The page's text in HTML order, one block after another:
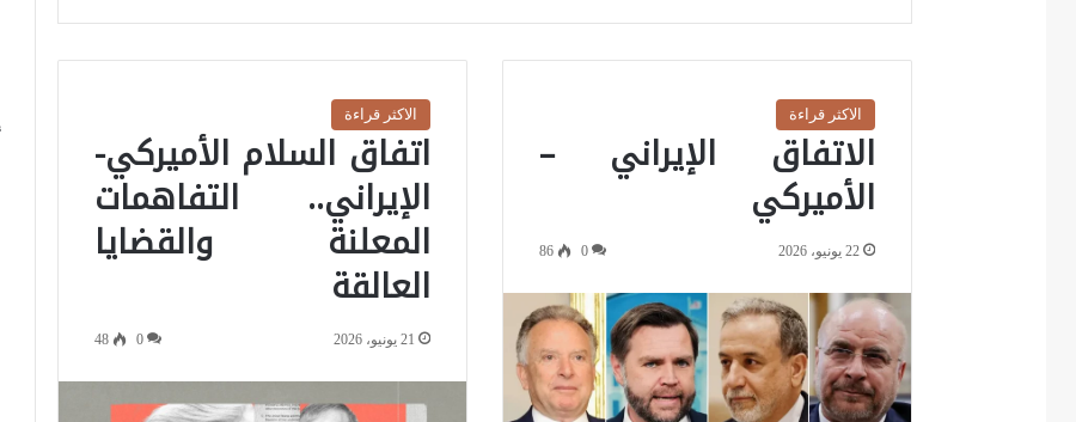
الاكثر قراءة
الاتفاق الإيراني –
الأميركي
22 يونيو، 2026 0
86
الاكثر قراءة
اتفاق السلام الأميركي-
الإيراني.. التفاهمات
المعلنة والقضايا
العالقة
21 يونيو، 2026 0
48